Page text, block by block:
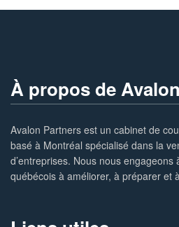
À propos de
Avalon Partners est un cabinet de
basé à Montréal spécialisé dans la
d’entreprises. Nous nous
québécois à améliorer, à préparer et